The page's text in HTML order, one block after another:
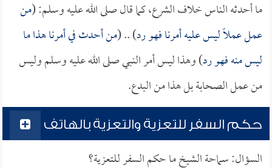
ما أحدثه الناس خلاف الشرع، كما قال صلى الله عليه وسلم: (من
عمل عملاً ليس عليه أمرنا فهو رد) .. (من أحدث في أمرنا هذا ما
ليس منه فهو رد) وهذا ليس أمر النبي صلى الله عليه وسلم وليس
من عمل الصحابة بل هذا من البدع.
حكم السفر للتعزية والتعزية بالهاتف
السؤال: سماحة الشيخ ما حكم السفر للتعزية؟